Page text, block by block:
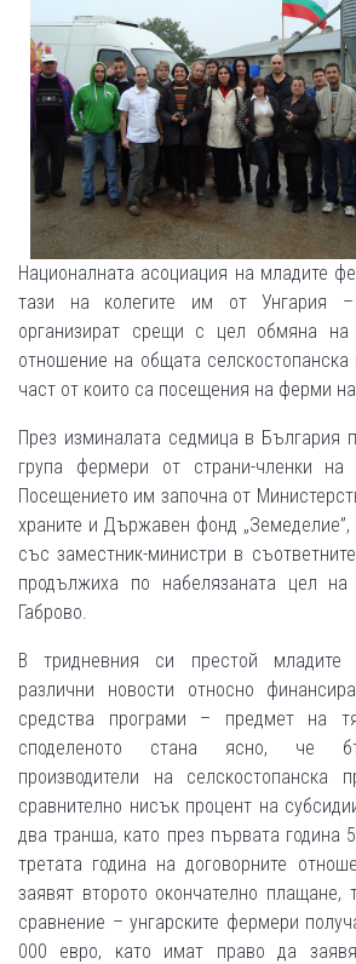
Националната асоциация на младите
тази на колегите им от Унгария –
организират срещи с цел обмяна на
отношение на общата селскостопанска
част от които са посещения на ферми
През изминалата седмица в България
група фермери от страни-членки на
Посещението им започна от
храните и Държавен фонд
със заместник-министри в
продължиха по набелязаната цел на
Габрово.
В тридневния си престой младите
различни новости относно
средства програми – предмет на
споделеното стана ясно, че
производители на селскостопанска
сравнително нисък процент на
два транша, като през първата година
третата година на договорните
заявят второто окончателно плащане,
сравнение – унгарските фермери
000 евро, като имат право да